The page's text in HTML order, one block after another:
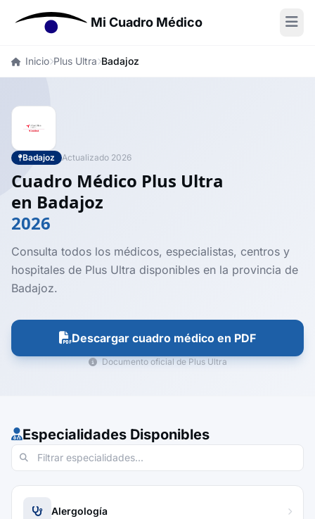
Mi Cuadro Médico
Inicio Plus Ultra Badajoz
Badajoz Actualizado 2026
Cuadro Médico Plus Ultra
en Badajoz
2026
Consulta todos los médicos, especialistas, centros y
hospitales de Plus Ultra disponibles en la provincia de
Badajoz.
Descargar cuadro médico en PDF
Documento oficial de Plus Ultra
Especialidades Disponibles
Alergología